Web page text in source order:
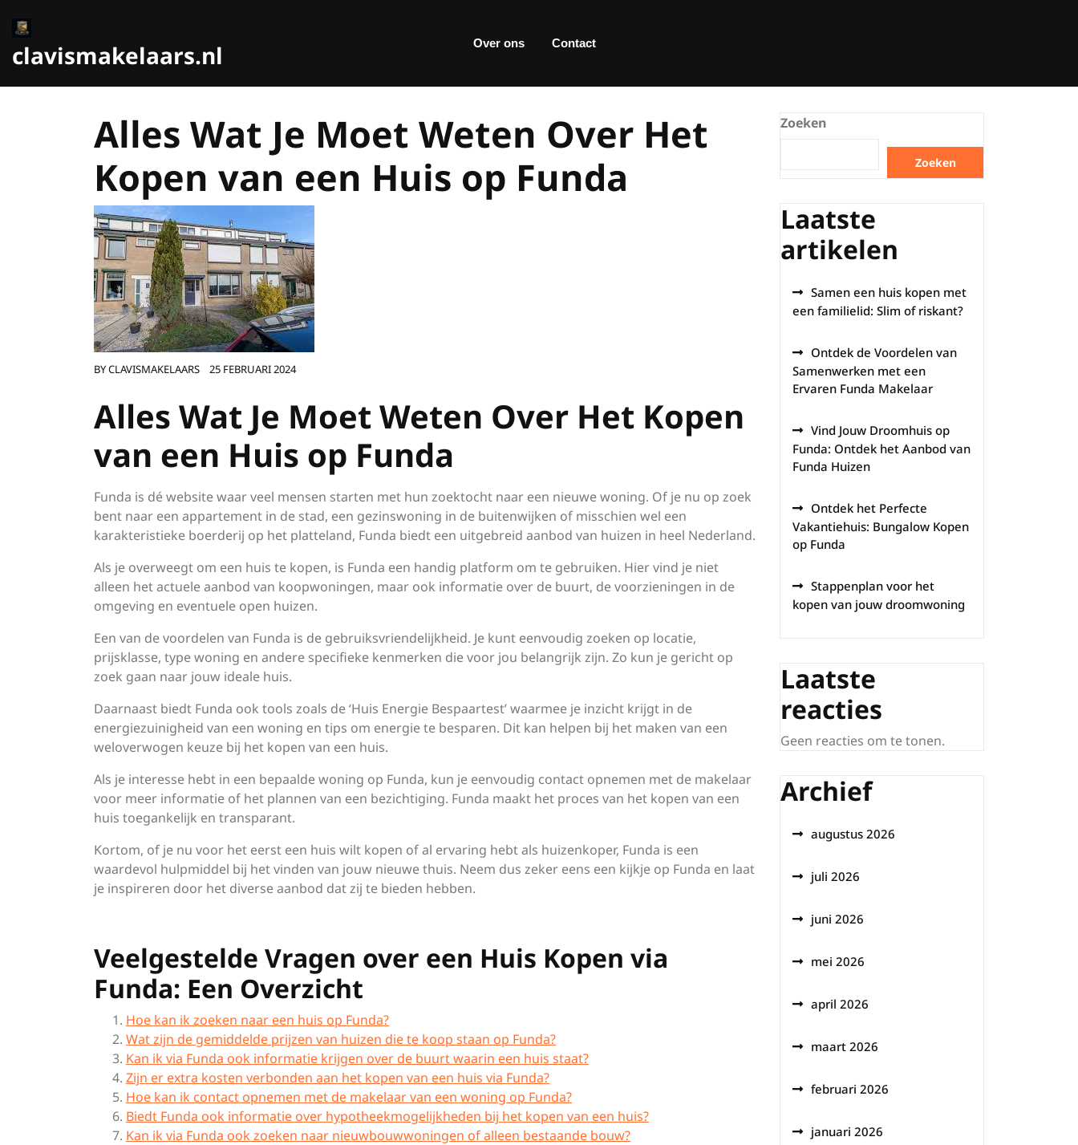
naar
inhoud
clavismakelaars.nl Over ons Contact
Alles Wat Je Moet Weten Over Het
Kopen van een Huis op Funda
BYCLAVISMAKELAARS 25 FEBRUARI 2024
Alles Wat Je Moet Weten Over Het Kopen
van een Huis op Funda
Funda is dé website waar veel mensen starten met hun zoektocht naar een nieuwe woning. Of je nu op zoek
bent naar een appartement in de stad, een gezinswoning in de buitenwijken of misschien wel een
karakteristieke boerderij op het platteland, Funda biedt een uitgebreid aanbod van huizen in heel Nederland.
Als je overweegt om een huis te kopen, is Funda een handig platform om te gebruiken. Hier vind je niet
alleen het actuele aanbod van koopwoningen, maar ook informatie over de buurt, de voorzieningen in de
omgeving en eventuele open huizen.
Een van de voordelen van Funda is de gebruiksvriendelijkheid. Je kunt eenvoudig zoeken op locatie,
prijsklasse, type woning en andere specifieke kenmerken die voor jou belangrijk zijn. Zo kun je gericht op
zoek gaan naar jouw ideale huis.
Daarnaast biedt Funda ook tools zoals de ‘Huis Energie Bespaartest’ waarmee je inzicht krijgt in de
energiezuinigheid van een woning en tips om energie te besparen. Dit kan helpen bij het maken van een
weloverwogen keuze bij het kopen van een huis.
Als je interesse hebt in een bepaalde woning op Funda, kun je eenvoudig contact opnemen met de makelaar
voor meer informatie of het plannen van een bezichtiging. Funda maakt het proces van het kopen van een
huis toegankelijk en transparant.
Kortom, of je nu voor het eerst een huis wilt kopen of al ervaring hebt als huizenkoper, Funda is een
waardevol hulpmiddel bij het vinden van jouw nieuwe thuis. Neem dus zeker eens een kijkje op Funda en laat
je inspireren door het diverse aanbod dat zij te bieden hebben.
Veelgestelde Vragen over een Huis Kopen via
Funda: Een Overzicht
Hoe kan ik zoeken naar een huis op Funda?
Wat zijn de gemiddelde prijzen van huizen die te koop staan op Funda?
Kan ik via Funda ook informatie krijgen over de buurt waarin een huis staat?
Zijn er extra kosten verbonden aan het kopen van een huis via Funda?
Hoe kan ik contact opnemen met de makelaar van een woning op Funda?
Biedt Funda ook informatie over hypotheekmogelijkheden bij het kopen van een huis?
Kan ik via Funda ook zoeken naar nieuwbouwwoningen of alleen bestaande bouw?
Zoeken
Zoeken
Laatste
artikelen
Samen een huis kopen met
een familielid: Slim of riskant?
Ontdek de Voordelen van
Samenwerken met een
Ervaren Funda Makelaar
Vind Jouw Droomhuis op
Funda: Ontdek het Aanbod van
Funda Huizen
Ontdek het Perfecte
Vakantiehuis: Bungalow Kopen
op Funda
Stappenplan voor het
kopen van jouw droomwoning
Laatste
reacties
Geen reacties om te tonen.
Archief
augustus 2026
juli 2026
juni 2026
mei 2026
april 2026
maart 2026
februari 2026
januari 2026